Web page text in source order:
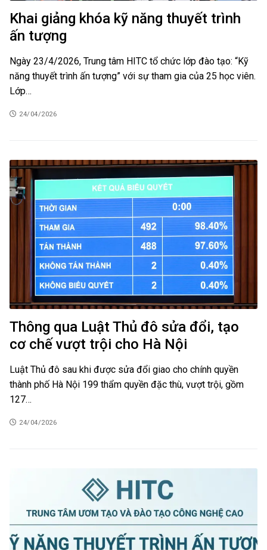
Khai giảng khóa kỹ năng thuyết trình
ấn tượng
Ngày 23/4/2026, Trung tâm HITC tổ chức lớp đào tạo: “Kỹ
năng thuyết trình ấn tượng” với sự tham gia của 25 học viên.
Lớp…
24/04/2026
Thông qua Luật Thủ đô sửa đổi, tạo
cơ chế vượt trội cho Hà Nội
Luật Thủ đô sau khi được sửa đổi giao cho chính quyền
thành phố Hà Nội 199 thẩm quyền đặc thù, vượt trội, gồm
127…
24/04/2026